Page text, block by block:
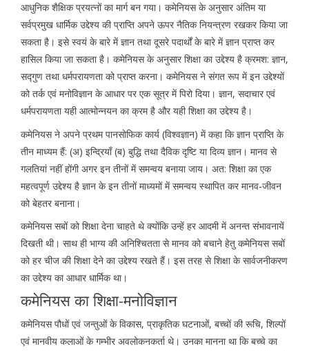
आधुनिक शैक्षिक प्रयत्नों का मार्ग बन गया। कमेनियस के अनुसार अंतिम या
सर्वप्रमुख धार्मिक उद्देश्य की प्राप्ति अपने ऊपर नैतिक नियन्त्रण रखकर किया जा
सकता है। इसे स्वयं के बारे में ज्ञान तथा दूसरे पदार्थों के बारे में ज्ञान प्राप्त कर
हासिल किया जा सकता है। कमेनियस के अनुसार शिक्षा का उद्देश्य है क्रमश: ज्ञान,
सद्गुण तथा धर्मपरायणता को प्राप्त करना। कमेनियस ने संगत रूप में इन उद्देश्यों
को तर्क एवं मनोविज्ञान के आधार पर एक सूत्र में पिरो दिया। ज्ञान, सदाचार एवं
धर्मपरायणता यही आत्मोन्नयन का क्रम है और यही शिक्षा का उद्देश्य है।
कमेनियस ने अपने प्रथम पानसोफिक कार्य (विश्वज्ञान) में कहा कि ज्ञान प्राप्ति के
तीन माध्यम हैं: (अ) इन्द्रियाँ (ब) बुद्धि तथा दैविक दृष्टि या दिव्य ज्ञान। मानव से
गलतियां नहीं होंगी अगर इन तीनों में समन्वय बनाया जाय। अत: शिक्षा का एक
महत्वपूर्ण उद्देश्य है ज्ञान के इन तीनों माध्यमों में समन्वय स्थापित कर मानव-जीवन
को बेहतर बनाना।
कमेनियस सबों को शिक्षा देना चाहते थे क्योंकि उन्हें हर आदमी में अनन्त संभावनायें
दिखती थी। साथ ही भाग्य की अनिश्चितता से मानव को बचाने हेतु कमेनियस सबों
को हर चीज की शिक्षा देने का उद्देश्य रखते हैं। इस तरह से शिक्षा के सार्वजनीकरण
का उद्देश्य का आधार धार्मिक था।
कमेनियस का शिक्षा-मनोविज्ञान
कमेनियस पौधों एवं जन्तुओं के विकास, प्राकृतिक घटनाओं, बच्चों की रूचि, शिल्पों
एवं मानवीय कलाओं के गम्भीर अवलोकनकर्ता थे। उनका मानना था कि बच्चे का